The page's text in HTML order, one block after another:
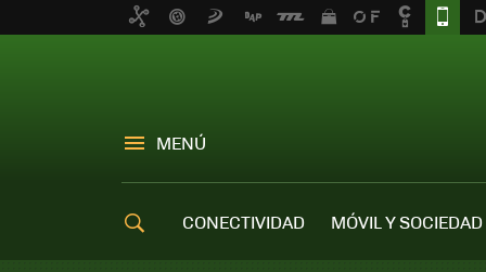
MENÚ
CONECTIVIDAD MÓVIL Y SOCIEDAD